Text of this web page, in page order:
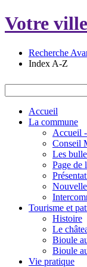
Votre ville
Recherche
Index A-Z
Accueil
La commune
Accueil
Conseil
Les
Page de
Tourisme et
Histoire
Le
Bioule
Bioule
Vie pratique